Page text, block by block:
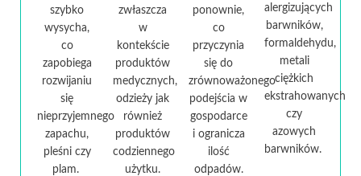
szybko
wysycha,
co
zapobiega
rozwijaniu
się
nieprzyjemnego
zapachu,
pleśni czy
plam.
zwłaszcza
w
kontekście
produktów
medycznych,
odzieży jak
również
produktów
codziennego
użytku.
ponownie,
co
przyczynia
się do
zrównoważonego
podejścia w
gospodarce
i ogranicza
ilość
odpadów.
alergizujących
barwników,
formaldehydu,
metali
ciężkich
ekstrahowanych
czy
azowych
barwników.